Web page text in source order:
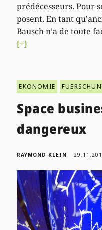
prédécesseurs. Pour
posent. En tant
Bausch n’a de toute
[+]
EKONOMIE
Space
dangereux
RAYMOND KLEIN